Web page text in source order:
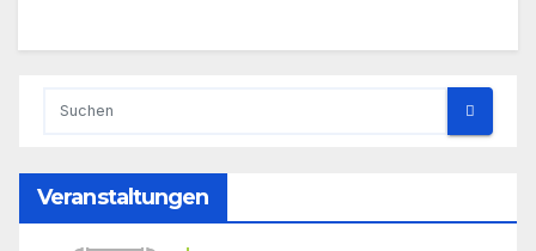
Veranstaltungen